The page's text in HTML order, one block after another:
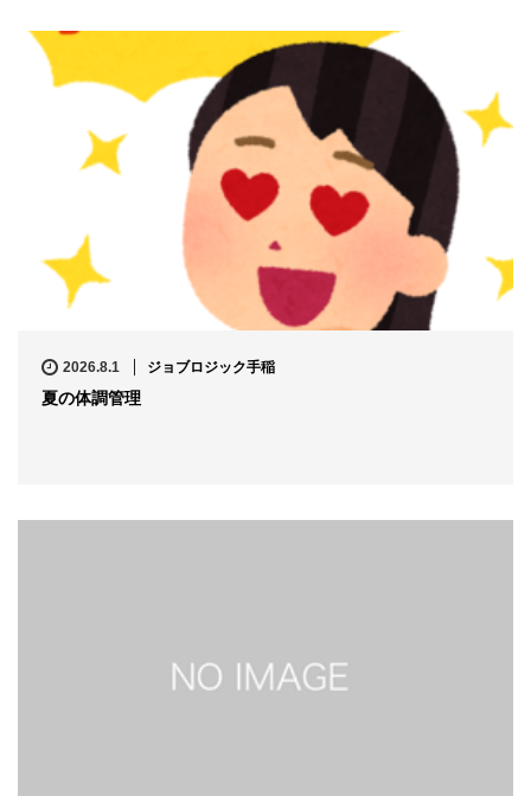
2026.8.1 ジョブロジック手稲
夏の体調管理